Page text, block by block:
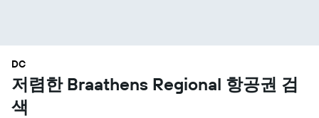
DC
​저렴한 Braathens Regional 항공권 검
색